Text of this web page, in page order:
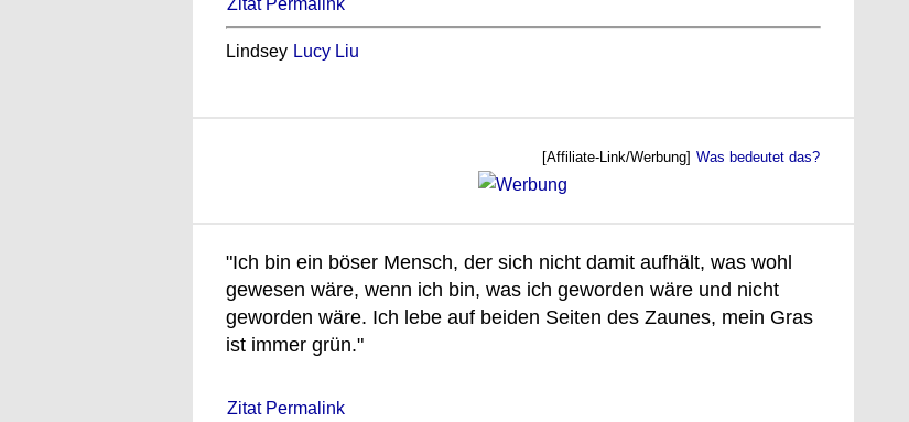
Zitat Permalink
Lindsey Lucy Liu
[Affiliate-Link/Werbung] Was bedeutet das?
"Ich bin ein böser Mensch, der sich nicht damit aufhält, was wohl
gewesen wäre, wenn ich bin, was ich geworden wäre und nicht
geworden wäre. Ich lebe auf beiden Seiten des Zaunes, mein Gras
ist immer grün."
Zitat Permalink